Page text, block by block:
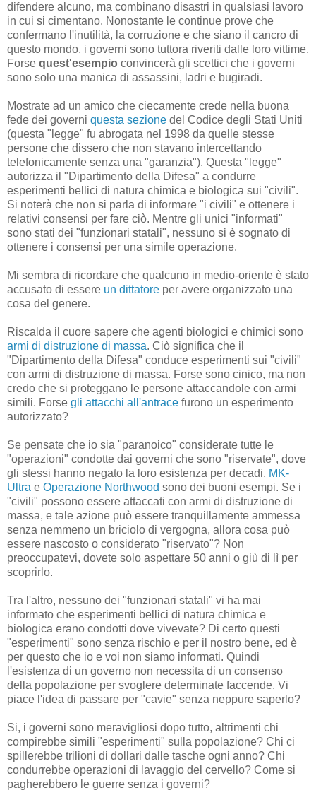
difendere alcuno, ma combinano disastri in qualsiasi lavoro
in cui si cimentano. Nonostante le continue prove che
confermano l'inutilità, la corruzione e che siano il cancro di
questo mondo, i governi sono tuttora riveriti dalle loro vittime.
Forse quest'esempio convincerà gli scettici che i governi
sono solo una manica di assassini, ladri e bugiradi.
Mostrate ad un amico che ciecamente crede nella buona
fede dei governi questa sezione del Codice degli Stati Uniti
(questa "legge" fu abrogata nel 1998 da quelle stesse
persone che dissero che non stavano intercettando
telefonicamente senza una "garanzia"). Questa "legge"
autorizza il "Dipartimento della Difesa" a condurre
esperimenti bellici di natura chimica e biologica sui "civili".
Si noterà che non si parla di informare "i civili" e ottenere i
relativi consensi per fare ciò. Mentre gli unici "informati"
sono stati dei "funzionari statali", nessuno si è sognato di
ottenere i consensi per una simile operazione.
Mi sembra di ricordare che qualcuno in medio-oriente è stato
accusato di essere un dittatore per avere organizzato una
cosa del genere.
Riscalda il cuore sapere che agenti biologici e chimici sono
armi di distruzione di massa. Ciò significa che il
"Dipartimento della Difesa" conduce esperimenti sui "civili"
con armi di distruzione di massa. Forse sono cinico, ma non
credo che si proteggano le persone attaccandole con armi
simili. Forse gli attacchi all'antrace furono un esperimento
autorizzato?
Se pensate che io sia "paranoico" considerate tutte le
"operazioni" condotte dai governi che sono "riservate", dove
gli stessi hanno negato la loro esistenza per decadi. MK-
Ultra e Operazione Northwood sono dei buoni esempi. Se i
"civili" possono essere attaccati con armi di distruzione di
massa, e tale azione può essere tranquillamente ammessa
senza nemmeno un briciolo di vergogna, allora cosa può
essere nascosto o considerato "riservato"? Non
preoccupatevi, dovete solo aspettare 50 anni o giù di lì per
scoprirlo.
Tra l'altro, nessuno dei "funzionari statali" vi ha mai
informato che esperimenti bellici di natura chimica e
biologica erano condotti dove vivevate? Di certo questi
"esperimenti" sono senza rischio e per il nostro bene, ed è
per questo che io e voi non siamo informati. Quindi
l'esistenza di un governo non necessita di un consenso
della popolazione per svoglere determinate faccende. Vi
piace l'idea di passare per "cavie" senza neppure saperlo?
Si, i governi sono meravigliosi dopo tutto, altrimenti chi
compirebbe simili "esperimenti" sulla popolazione? Chi ci
spillerebbe trilioni di dollari dalle tasche ogni anno? Chi
condurrebbe operazioni di lavaggio del cervello? Come si
pagherebbero le guerre senza i governi?